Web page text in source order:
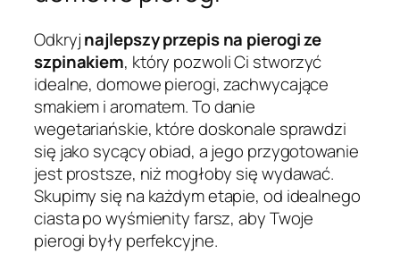
Odkryjnajlepszy przepis na pierogi ze
szpinakiem, który pozwoli Ci stworzyć
idealne, domowe pierogi, zachwycające
smakiem i aromatem. To danie
wegetariańskie, które doskonale sprawdzi
się jako sycący obiad, a jego przygotowanie
jest prostsze, niż mogłoby się wydawać.
Skupimy się na każdym etapie, od idealnego
ciasta po wyśmienity farsz, aby Twoje
pierogi były perfekcyjne.